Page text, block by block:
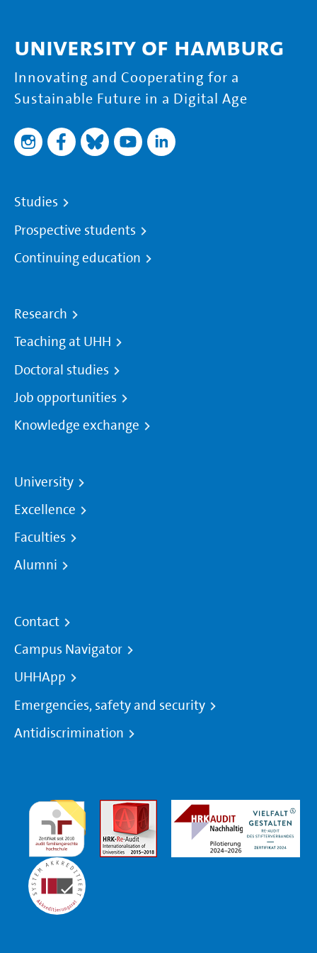
University of Hamburg
Innovating and Cooperating for a
Sustainable Future in a Digital Age
Studies
Prospective students
Continuing education
Research
Teaching at UHH
Doctoral studies
Job opportunities
Knowledge exchange
University
Excellence
Faculties
Alumni
Contact
Campus Navigator
UHHApp
Emergencies, safety and security
Antidiscrimination